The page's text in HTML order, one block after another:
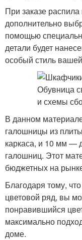
При заказе
дополнительно
помощью
детали будет
особый стиль
В данном
галошницы из
каркаса, и 10 мм —
галошниц. Этот
бюджетных на
Благодаря тому,
цветовой ряд, вы
понравившийся
максимально
доме.